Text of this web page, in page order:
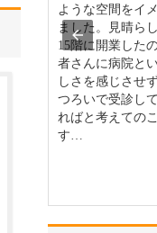
ような空間をイ
ました。見晴ら
15階に開業した
者さんに病院と
しさを感じさせ
つろいで受診し
ればと考えての
す…